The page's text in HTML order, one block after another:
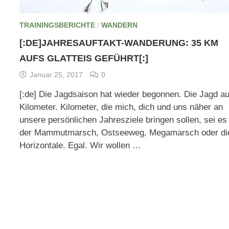
TRAININGSBERICHTE /WANDERN
[:DE]JAHRESAUFTAKT-WANDERUNG: 35 KM
AUFS GLATTEIS GEFÜHRT[:]
Januar 25, 2017 0
[:de] Die Jagdsaison hat wieder begonnen. Die Jagd
Kilometer. Kilometer, die mich, dich und uns näher an
unsere persönlichen Jahresziele bringen sollen, sei es
der Mammutmarsch, Ostseeweg, Megamarsch oder
Horizontale. Egal. Wir wollen …